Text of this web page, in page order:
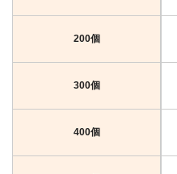
200個
300個
400個